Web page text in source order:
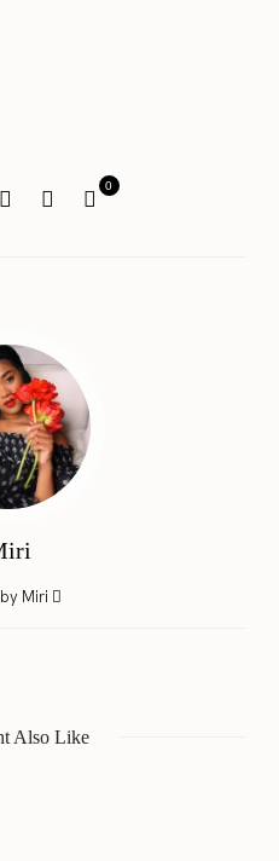
0
Miri
Also Like